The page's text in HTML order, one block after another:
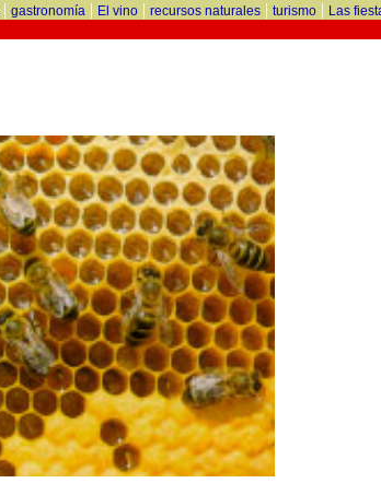
| gastronomía | El vino| recursos naturales| turismo| Las